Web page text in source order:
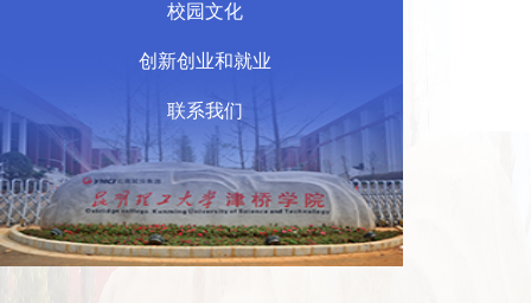
校园文化
创新创业和就业
联系我们